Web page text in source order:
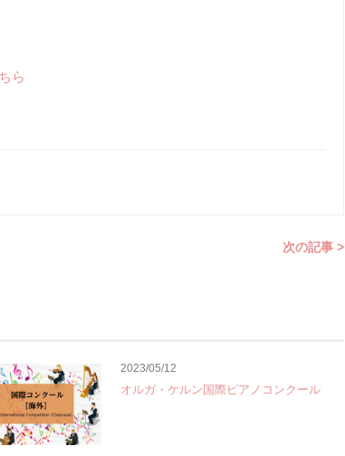
ら
次の記事 >
2023/05/12
オルガ・ケルン国際ピアノコンクール